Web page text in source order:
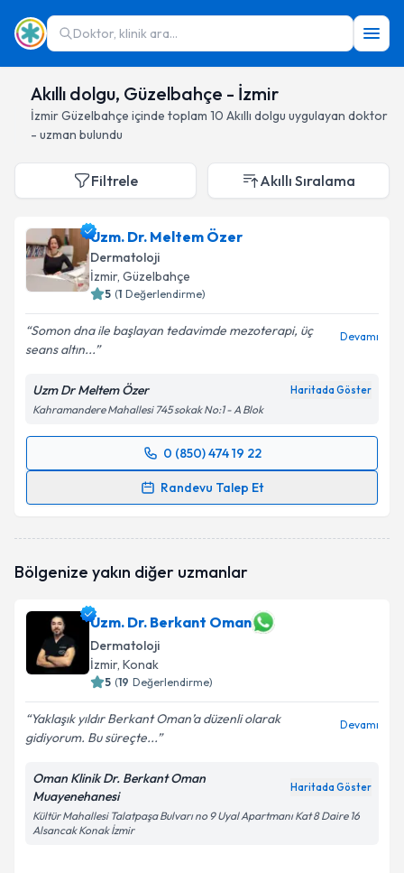
Doktor, klinik ara...
Akıllı dolgu, Güzelbahçe - İzmir
İzmirGüzelbahçe içinde toplam 10 Akıllı dolgu uygulayan doktor
- uzman bulundu
Filtrele Akıllı Sıralama
Uzm. Dr. Meltem Özer
Dermatoloji
İzmir, Güzelbahçe
5 (1 Değerlendirme)
Somon dna ile başlayan tedavimde mezoterapi, üç
seans altın...
Devamı
Uzm Dr Meltem Özer Haritada Göster
Kahramandere Mahallesi 745 sokak No:1 - A Blok
0 (850) 474 19 22
Randevu Talep Et
Randevu Takvimi Talebi
oluşturun. Size bu uzmandan randevu almanız için bir
Kişisel verilerimin işlenmesine ilişkin
Metni'ni okudum ve kişisel verilerimin belirtilen
kapsamda işlenmesini kabul ediyorum.
Takvim Talebini Gönder
Bölgenize yakın diğer uzmanlar
Uzm. Dr. Berkant Oman
Dermatoloji
İzmir, Konak
5 (19 Değerlendirme)
Yaklaşık yıldır Berkant Oman’a düzenli olarak
gidiyorum. Bu süreçte...
Devamı
Oman Klinik Dr. Berkant Oman
Muayenehanesi
Haritada Göster
Kültür Mahallesi Talatpaşa Bulvarı no 9 Uyal Apartmanı Kat 8 Daire 16
Alsancak Konak İzmir